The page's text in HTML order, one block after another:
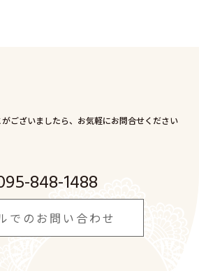
ございましたら、お気軽にお問合せください
848-1488
でのお問い合わせ